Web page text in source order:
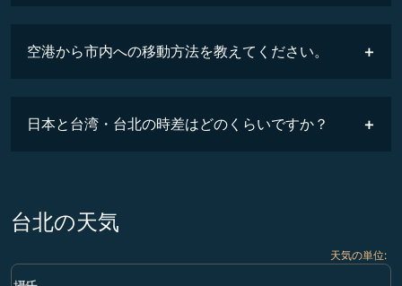
空港から市内への移動方法を教えてください。
日本と台湾・台北の時差はどのくらいですか？
台北の天気
天気の単位:
Weather unit option 摂氏 Selected